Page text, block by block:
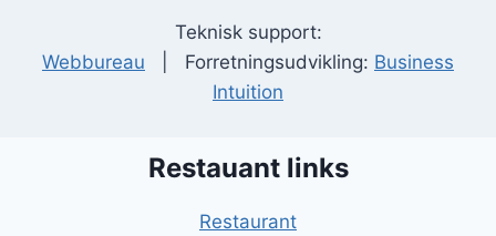
Teknisk support:
Webbureau | Forretningsudvikling: Business
Intuition
Restauant links
Restaurant